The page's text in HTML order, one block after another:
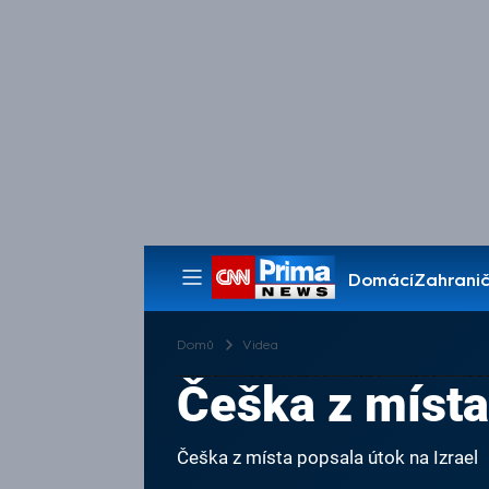
Domácí
Pořady
Domů Videa
Češka z
Češka z místa popsala útok na Izrael